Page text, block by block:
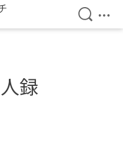
検索を
メ
録